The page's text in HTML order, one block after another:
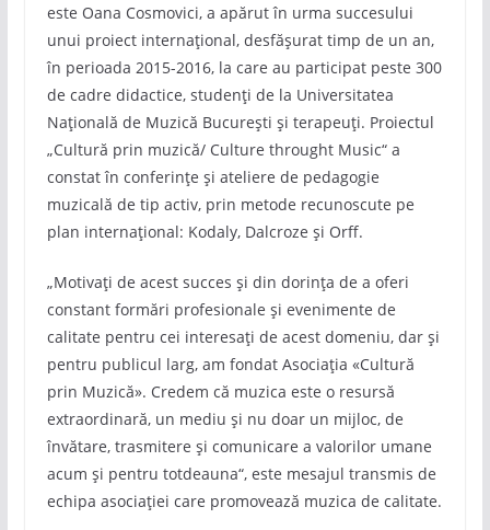
este Oana Cosmovici, a apărut în urma succesului
unui proiect internațional, desfășurat timp de un an,
în perioada 2015-2016, la care au participat peste 300
de cadre didactice, studenți de la Universitatea
Națională de Muzică București și terapeuți. Proiectul
„Cultură prin muzică/ Culture throught Music“ a
constat în conferințe și ateliere de pedagogie
muzicală de tip activ, prin metode recunoscute pe
plan internațional: Kodaly, Dalcroze și Orff.
„Motivați de acest succes și din dorința de a oferi
constant formări profesionale și evenimente de
calitate pentru cei interesați de acest domeniu, dar și
pentru publicul larg, am fondat Asociația «Cultură
prin Muzică». Credem că muzica este o resursă
extraordinară, un mediu și nu doar un mijloc, de
învătare, trasmitere și comunicare a valorilor umane
acum și pentru totdeauna“, este mesajul transmis de
echipa asociației care promovează muzica de calitate.